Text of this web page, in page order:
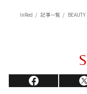
InRed 記事一覧 BEAUTY
S